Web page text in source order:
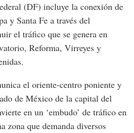
(DF) incluye la conexión de
y Santa Fe a través del
el tráfico que se genera en
Reforma, Virreyes y
el oriente-centro poniente y
de México de la capital del
en un ‘embudo’ de tráfico en
zona que demanda diversos